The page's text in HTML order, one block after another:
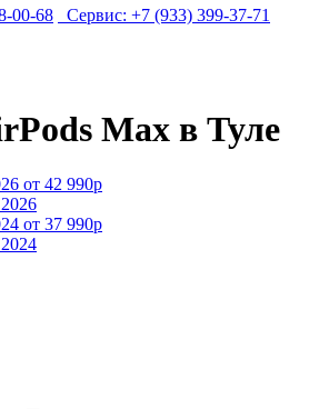
00-68 Сервис: +7 (933) 399-37-71
Max в Туле
от 42 990р
от 37 990р